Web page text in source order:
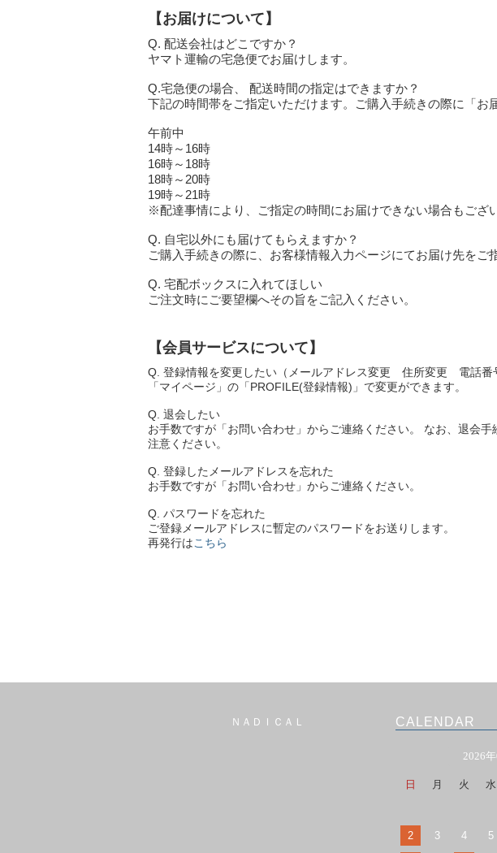
【お届けについて】
Q. 配送会社はどこですか？
ヤマト運輸の宅急便でお届けします。
Q.宅急便の場合、 配送時間の指定はできますか？
下記の時間帯をご指定いただけます。ご購入手続きの際に「お
午前中
14時～16時
16時～18時
18時～20時
19時～21時
※配達事情により、ご指定の時間にお届けできない場合もござ
Q. 自宅以外にも届けてもらえますか？
ご購入手続きの際に、お客様情報入力ページにてお届け先をご
Q. 宅配ボックスに入れてほしい
ご注文時にご要望欄へその旨をご記入ください。
【会員サービスについて】
Q. 登録情報を変更したい（メールアドレス変更 住所変更 電話番
「マイページ」の「PROFILE(登録情報)」で変更ができます。
Q. 退会したい
お手数ですが「お問い合わせ」からご連絡ください。 なお、退会
注意ください。
Q. 登録したメールアドレスを忘れた
お手数ですが「お問い合わせ」からご連絡ください。
Q. パスワードを忘れた
ご登録メールアドレスに暫定のパスワードをお送りします。
再発行はこちら
ＮＡＤＩＣＡＬ CALENDAR
2026年
日 月 火 水
2 3 4 5